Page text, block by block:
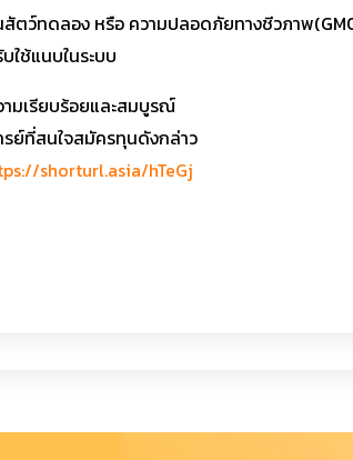
ตว์ทดลอง หรือ ความปลอดภัยทางชีวภาพ
ใช้แนบในระบบ
ามเรียบร้อยและสมบูรณ์
ย์ที่สนใจสมัครทุนดังกล่าว
shorturl.asia/hTeGj